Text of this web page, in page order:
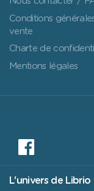
Conditions
vente
Charte de
Mentions légales
L'univers de Librio